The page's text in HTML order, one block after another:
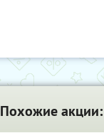
Похожие акции: